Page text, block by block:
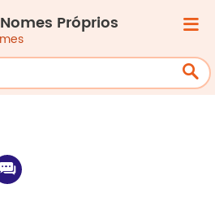
Próprios